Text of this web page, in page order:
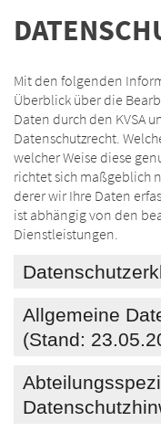
Mit den folgenden
Überblick über die
Daten durch den KVSA
Datenschutzrecht.
welcher Weise diese
richtet sich maßgeblich
derer wir Ihre Daten
ist abhängig von den
Dienstleistungen.
Allgemeine
(Stand: